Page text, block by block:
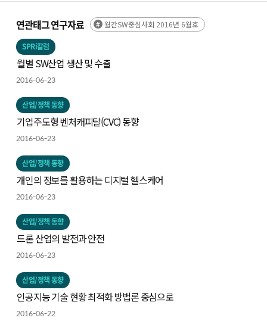
연관태그 연구자료 월간SW중심사회 2016년 6월호
SPRi칼럼
월별 SW산업 생산 및 수출
2016-06-23
산업/정책 동향
기업주도형 벤처캐피탈(CVC) 동향
2016-06-23
산업/정책 동향
개인의 정보를 활용하는 디지털 헬스케어
2016-06-23
산업/정책 동향
드론 산업의 발전과 안전
2016-06-23
산업/정책 동향
인공지능 기술 현황 최적화 방법론 중심으로
2016-06-22